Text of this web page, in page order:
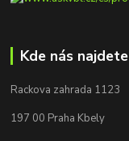
Kde nás najdete
Rackova zahrada 1123
197 00 Praha Kbely